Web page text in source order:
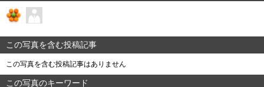
この写真を含む投稿記事
この写真を含む投稿記事はありません
この写真のキーワード